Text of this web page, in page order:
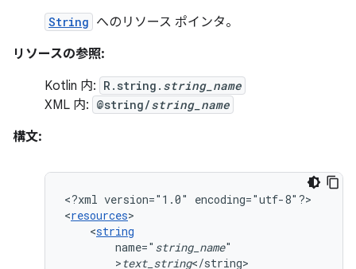
String へのリソース ポインタ。
リソースの参照:
Kotlin 内: R.string. string_name
XML 内: @string/string_name
構文:
<?xml version="1.0"
encoding="utf-8"?>
<resources
<string
name=" string_name
>text_string</string>